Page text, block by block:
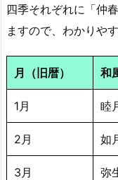
四季それぞれに「仲
ますので、わかりや
月（旧暦） 和
1月 睦
2月 如
3月 弥